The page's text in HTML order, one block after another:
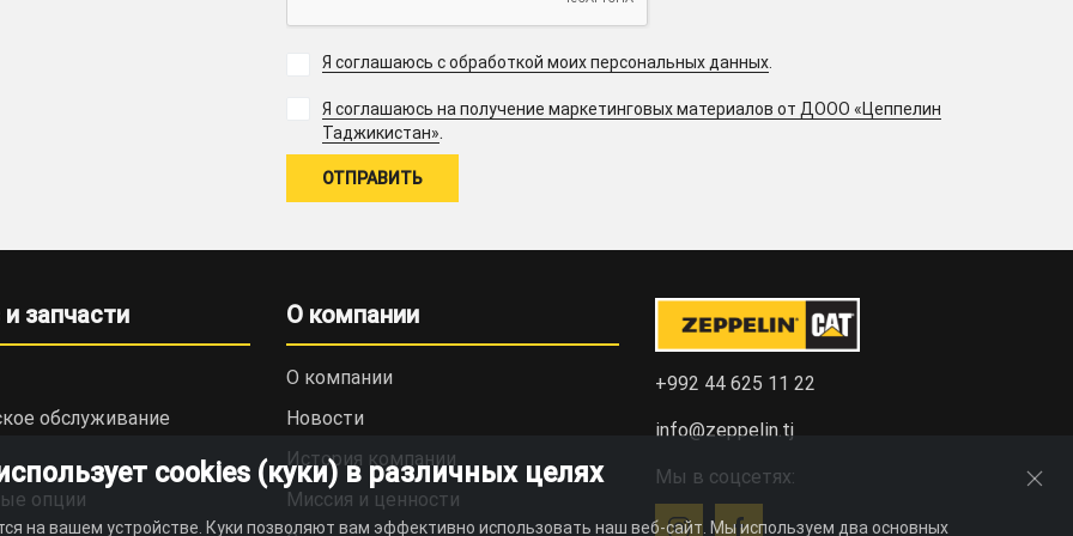
Я соглашаюсь с обработкой моих персональных данных
Я соглашаюсь на получение маркетинговых материалов от ДООО «Цеппелин
Таджикистан».
запчасти
обслуживание
опции
О компании
О компании
Новости
История компании
Миссия и ценности
+992 44 625 11 22
info@zeppelin.tj
Мы в соцсетях:
cookies (куки) в различных целях
на вашем устройстве. Куки позволяют вам эффективно использовать наш веб-сайт. Мы используем два основных